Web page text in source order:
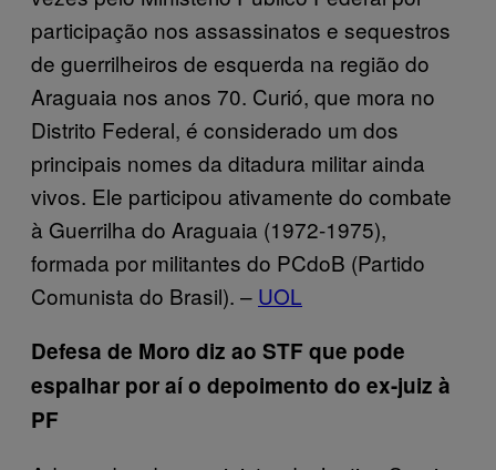
participação nos assassinatos e sequestros
de guerrilheiros de esquerda na região do
Araguaia nos anos 70. Curió, que mora no
Distrito Federal, é considerado um dos
principais nomes da ditadura militar ainda
vivos. Ele participou ativamente do combate
à Guerrilha do Araguaia (1972-1975),
formada por militantes do PCdoB (Partido
Comunista do Brasil). – UOL
Defesa de Moro diz ao STF que pode
espalhar por aí o depoimento do ex-juiz à
PF